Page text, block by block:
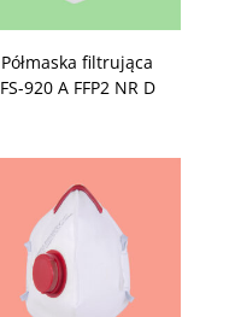
Półmaska filtrująca
FS-920 A FFP2 NR D